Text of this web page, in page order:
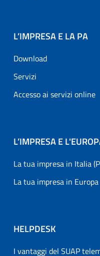
L’IMPRESA E LA PA
Download
Servizi
Accesso ai servizi online
L’IMPRESA E
La tua impresa in Italia
La tua impresa in Europa
HELPDESK
I vantaggi del SUAP